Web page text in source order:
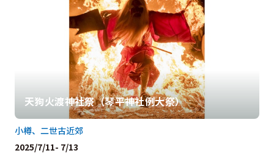
天狗火渡神社祭（琴平神社例大祭）
小樽、二世古近郊
2025/7/11- 7/13